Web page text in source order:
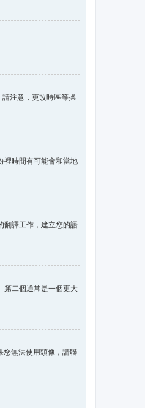
注意，更改時區等操
裡時間有可能會和當地
翻譯工作，建立您的語
第二個通常是一個更大
您無法使用頭像，請聯